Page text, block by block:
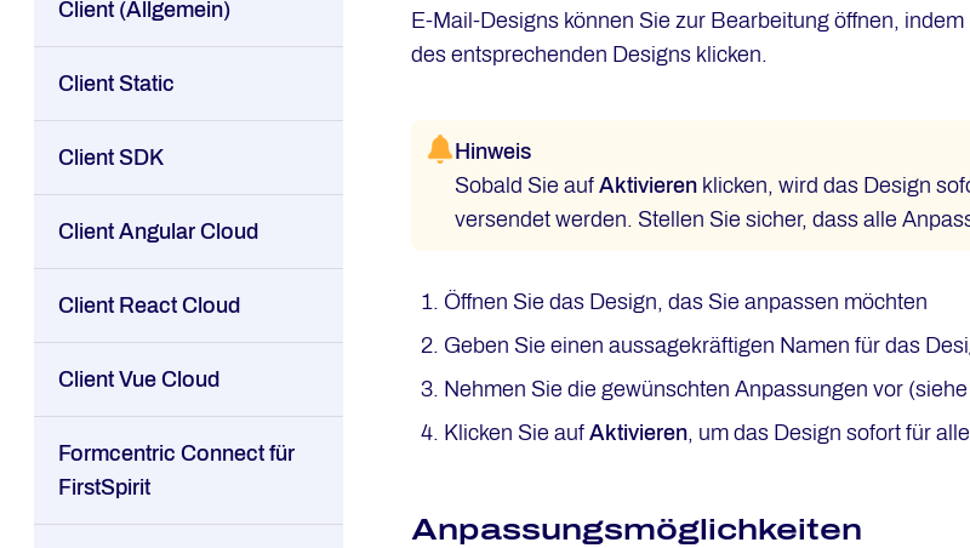
Client (Allgemein)
Client Static
Client SDK
Client Angular Cloud
Client React Cloud
Client Vue Cloud
Formcentric Connect für
FirstSpirit
E-Mail-Designs können Sie zur Bearbeitung öffnen,
des entsprechenden Designs klicken.
Hinweis
Sobald Sie aufAktivieren klicken, wird das Design
versendet werden. Stellen Sie sicher, dass alle
Öffnen Sie das Design, das Sie anpassen möchten
Geben Sie einen aussagekräftigen Namen für das
Nehmen Sie die gewünschten Anpassungen vor
Klicken Sie aufAktivieren, um das Design sofort für
Anpassungsmöglichkeiten